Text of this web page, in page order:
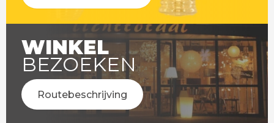
WINKEL
BEZOEKEN
Routebeschrijving